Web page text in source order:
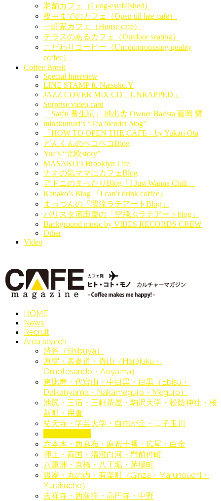
老舗カフェ（Long-established）
夜中までのカフェ（Open till late cafe）
一軒家カフェ（House cafe）
テラスのあるカフェ（Outdoor seating）
こだわりコーヒー（Uncompromising quality
coffee）
Coffee Break
Special Interview
LINE STAMP ft. Natsuko.Y
JAZZ COVER MIX CD「UNRAPPED」
Surprise video card
「Satén 養生記」 抽出舎 Owner Barista 藤岡 響
minakumari’s “Tea blender blog”
「HOW TO OPEN THE CAFE」by Yukari Ota
どんくんのペコペコBlog
Yue’s “北欧story”
MASAKO’s Brooklyn Life
ナオの気ママにカフェBlog
アドニのまったりBlog「I Just Wanna Chill」
Kanako’s Blog 『I can’t drink coffee』
まっつんの「我流ラテアートBlog」
バリスタ濱田慶の「空飛ぶラテアートblog」
Background music by VIBES RECORDS CREW
Other
Video
HOME
News
Recruit
Area search
渋谷（Shibuya）
原宿・表参道・青山（Harajuku・
Omotesando・Aoyama）
恵比寿・代官山・中目黒・目黒（Ebisu・
Daikanyama・Nakameguro・Meguro）
池尻・三宿・三軒茶屋・駒沢大学・松陰神社・桜
新町・用賀
祐天寺・学芸大学・自由が丘・二子玉川
六本木・西麻布・麻布十番・広尾・白金
押上・両国・清澄白河・門前仲町
八重洲・京橋・八丁堀・茅場町
銀座・丸の内・有楽町（Ginza・Marunouchi・
Yurakucho）
吉祥寺・西荻窪・高円寺・中野